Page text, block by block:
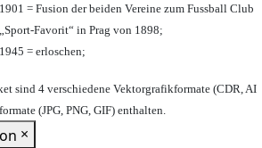
1901 = Fusion der beiden Vereine zum Fussball Club
„Sport-Favorit“ in Prag von 1898;
1945 = erloschen;
sind 4 verschiedene Vektorgrafikformate (CDR, AI
(JPG, PNG, GIF) enthalten.
×